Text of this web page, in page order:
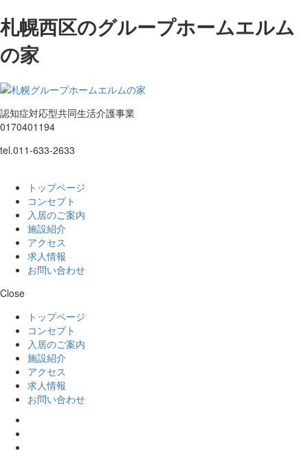
札幌西区のグループホームエルム
の家
認知症対応型共同生活介護事業
0170401194
tel.011-633-2633
トップページ
コンセプト
入居のご案内
施設紹介
アクセス
求人情報
お問い合わせ
Close
トップページ
コンセプト
入居のご案内
施設紹介
アクセス
求人情報
お問い合わせ